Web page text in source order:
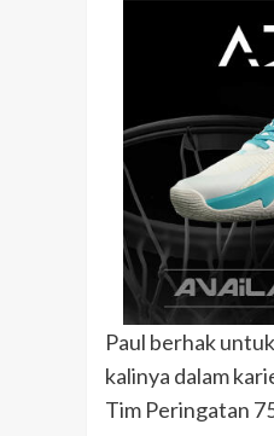
Paul berhak
kalinya dalam
Tim Peringatan